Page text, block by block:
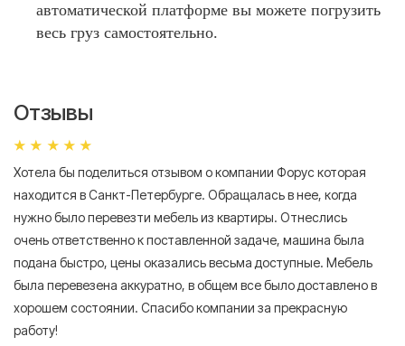
автоматической платформе вы можете погрузить
весь груз самостоятельно.
Отзывы
Хотела бы поделиться отзывом о компании Форус которая
находится в Санкт-Петербурге. Обращалась в нее, когда
нужно было перевезти мебель из квартиры. Отнеслись
очень ответственно к поставленной задаче, машина была
подана быстро, цены оказались весьма доступные. Мебель
была перевезена аккуратно, в общем все было доставлено в
хорошем состоянии. Спасибо компании за прекрасную
работу!